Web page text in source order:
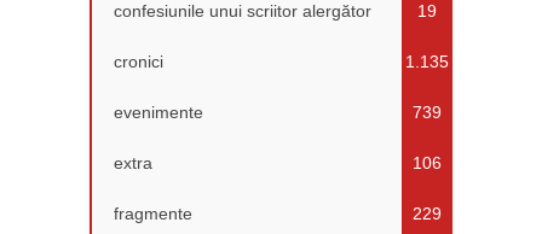
confesiunile unui scriitor alergător 19
cronici 1.135
evenimente 739
extra 106
fragmente 229